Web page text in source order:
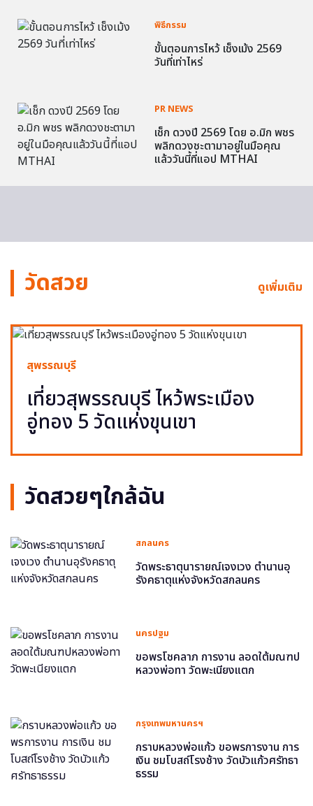
พิธีกรรม
ขั้นตอนการไหว้ เช็งเม้ง 2569
วันที่เท่าไหร่
PR NEWS
เช็ก ดวงปี 2569 โดย อ.มิก พชร
พลิกดวงชะตามาอยู่ในมือคุณ
แล้ววันนี้ที่แอป MTHAI
วัดสวย ดูเพิ่มเติม
สุพรรณบุรี
เที่ยวสุพรรณบุรี ไหว้พระเมือง
อู่ทอง 5 วัดแห่งขุนเขา
วัดสวยๆใกล้ฉัน
สกลนคร
วัดพระธาตุนารายณ์เจงเวง ตำนานอุ
รังคธาตุแห่งจังหวัดสกลนคร
นครปฐม
ขอพรโชคลาภ การงาน ลอดใต้มณฑป
หลวงพ่อทา วัดพะเนียงแตก
กรุงเทพมหานครฯ
กราบหลวงพ่อแก้ว ขอพรการงาน การ
เงิน ชมโบสถ์โรงช้าง วัดบัวแก้วศรัทธา
ธรรม